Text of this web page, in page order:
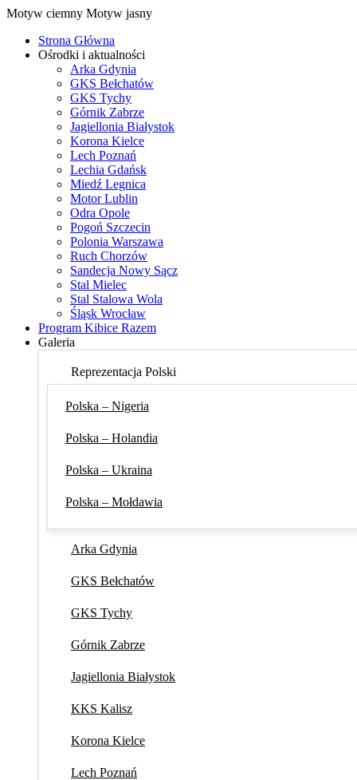
Motyw ciemny Motyw jasny
Strona Główna
Ośrodki i aktualności
Arka Gdynia
GKS Bełchatów
GKS Tychy
Górnik Zabrze
Jagiellonia Białystok
Korona Kielce
Lech Poznań
Lechia Gdańsk
Miedź Legnica
Motor Lublin
Odra Opole
Pogoń Szczecin
Polonia Warszawa
Ruch Chorzów
Sandecja Nowy Sącz
Stal Mielec
Stal Stalowa Wola
Śląsk Wrocław
Program Kibice Razem
Galeria
Reprezentacja Polski
Polska – Nigeria
Polska – Holandia
Polska – Ukraina
Polska – Mołdawia
Arka Gdynia
GKS Bełchatów
GKS Tychy
Górnik Zabrze
Jagiellonia Białystok
KKS Kalisz
Korona Kielce
Lech Poznań